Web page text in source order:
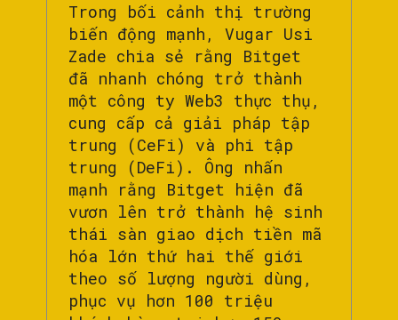
Trong bối cảnh thị trường
biến động mạnh, Vugar Usi
Zade chia sẻ rằng Bitget
đã nhanh chóng trở thành
một công ty Web3 thực thụ,
cung cấp cả giải pháp tập
trung (CeFi) và phi tập
trung (DeFi). Ông nhấn
mạnh rằng Bitget hiện đã
vươn lên trở thành hệ sinh
thái sàn giao dịch tiền mã
hóa lớn thứ hai thế giới
theo số lượng người dùng,
phục vụ hơn 100 triệu